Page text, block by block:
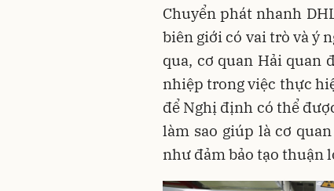
Chuyển phát nhanh
biên giới có vai trò và ý
qua, cơ quan Hải quan
nhiệp trong việc thực
để Nghị định có thể
làm sao giúp là cơ
như đảm bảo tạo thuận